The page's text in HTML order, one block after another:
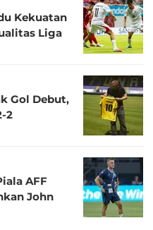
Kekuatan
Liga
Gol Debut,
2
AFF
John